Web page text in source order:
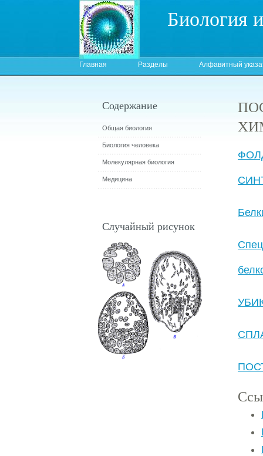
Биология
Главная Разделы Алфавитный
Содержание
Общая биология
Биология человека
Молекулярная биология
Медицина
Случайный рисунок